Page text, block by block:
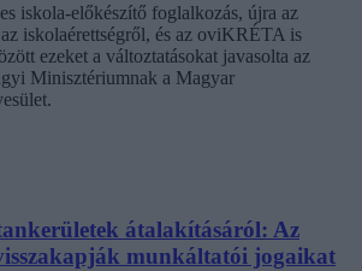
iskola-előkészítő foglalkozás, újra az
iskolaérettségről, és az oviKRÉTA is
ezeket a változtatásokat javasolta az
Minisztériumnak a Magyar
átalakításáról: Az
munkáltatói jogaikat